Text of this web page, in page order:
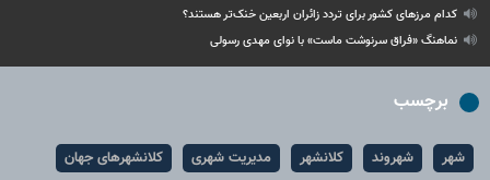
کدام مرزهای کشور برای تردد زائران اربعین خنک‌تر هستند؟
نماهنگ «فراق سرنوشت ماست» با نوای مهدی رسولی
برچسب
شهر شهروند کلانشهر مدیریت شهری
کلانشهرهای جهان